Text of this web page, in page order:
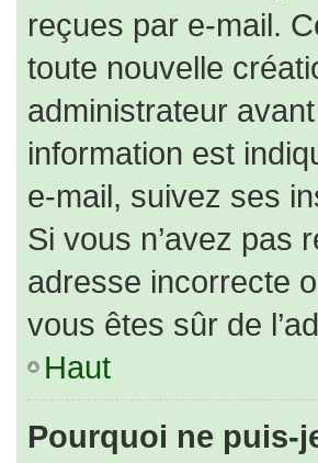
reçues par e-mail.
toute nouvelle
administrateur
information est
e-mail, suivez ses
Si vous n’avez pas
adresse incorrecte
vous êtes sûr de
Haut
Pourquoi ne puis-